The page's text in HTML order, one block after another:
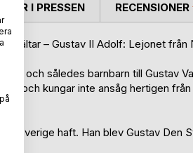
hjältar – Gustav II Adolf: Lejonet från
och således barnbarn till Gustav
och kungar inte ansåg hertigen
Sverige haft. Han blev Gustav Den
I PRESSEN RECENSIONER